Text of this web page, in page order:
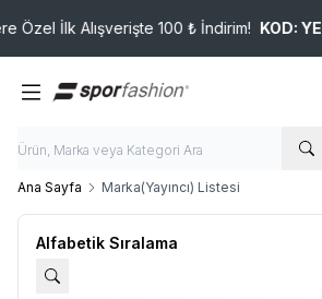
Özel İlk Alışverişte 100 ₺ İndirim!KOD:
Ana Sayfa Marka(Yayıncı) Listesi
Alfabetik Sıralama